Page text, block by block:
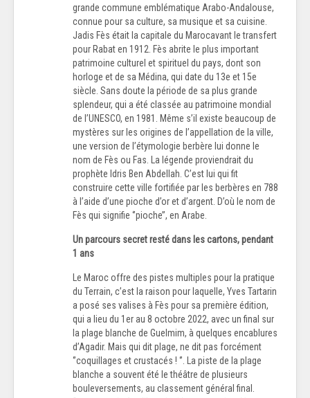
grande commune emblématique Arabo-Andalouse,
connue pour sa culture, sa musique et sa cuisine.
Jadis Fès était la capitale du Marocavant le transfert
pour Rabat en 1912. Fès abrite le plus important
patrimoine culturel et spirituel du pays, dont son
horloge et de sa Médina, qui date du 13e et 15e
siècle. Sans doute la période de sa plus grande
splendeur, qui a été classée au patrimoine mondial
de l’UNESCO, en 1981. Même s’il existe beaucoup de
mystères sur les origines de l’appellation de la ville,
une version de l’étymologie berbère lui donne le
nom de Fès ou Fas. La légende proviendrait du
prophète Idris Ben Abdellah. C’est lui qui fit
construire cette ville fortifiée par les berbères en 788
à l’aide d’une pioche d’or et d’argent. D’où le nom de
Fès qui signifie ‘’pioche’’, en Arabe.
Un parcours secret resté dans les cartons, pendant
1 ans
Le Maroc offre des pistes multiples pour la pratique
du Terrain, c’est la raison pour laquelle, Yves Tartarin
a posé ses valises à Fès pour sa première édition,
qui a lieu du 1er au 8 octobre 2022, avec un final sur
la plage blanche de Guelmim, à quelques encablures
d’Agadir. Mais qui dit plage, ne dit pas forcément
‘’coquillages et crustacés ! ‘’. La piste de la plage
blanche a souvent été le théâtre de plusieurs
bouleversements, au classement général final.